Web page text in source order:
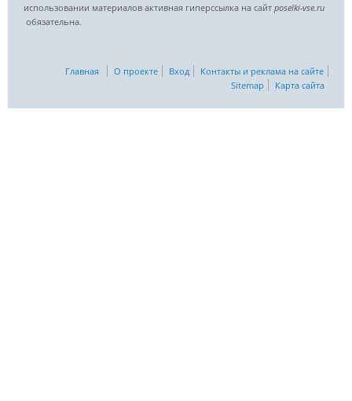
использовании материалов активная гиперссылка на сайт poselki-vse.ru​
обязательна.
Главная О проекте Вход
Контакты и реклама на сайте
Sitemap
Карта сайта